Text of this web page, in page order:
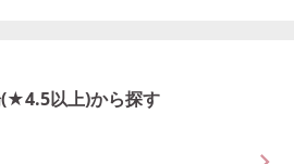
以上)から探す